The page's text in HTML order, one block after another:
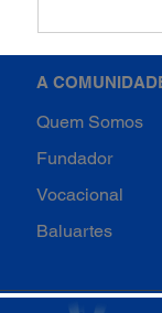
Santo da
A
Quem Somos
Fundador
Vocacional
Baluartes